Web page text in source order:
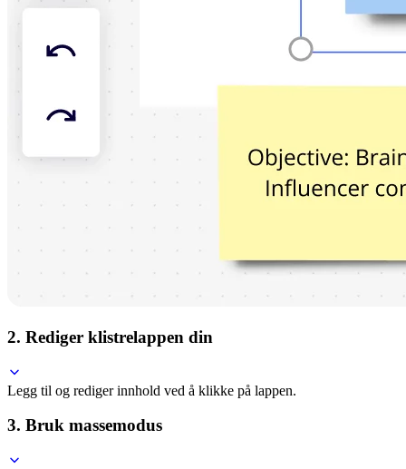
2. Rediger klistrelappen din
Legg til og rediger innhold ved å klikke på lappen.
3. Bruk massemodus